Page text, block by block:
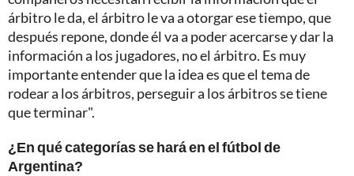
árbitro le da, el árbitro le va a otorgar ese tiempo, que
después repone, donde él va a poder acercarse y dar la
información a los jugadores, no el árbitro. Es muy
importante entender que la idea es que el tema de
rodear a los árbitros, perseguir a los árbitros se tiene
que terminar".
¿En qué categorías se hará en el fútbol de
Argentina?